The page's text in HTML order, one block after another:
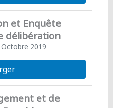
et Enquête
délibération
2019
et de